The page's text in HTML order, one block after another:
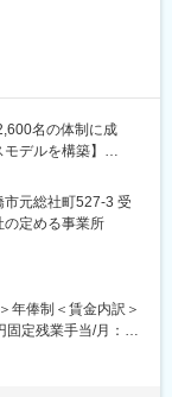
おり、営業所長や
、早期のキャリア
長になった中途入
マ・タオル・日用
ムを提供している
込の受付業務から
受け持っておりま
もでき多くのメリ
開し、毎年増収・
名の体制に成
デルを構築】
こととなりまし
な衣類やタオル、
ートシステム」を
・紹介サービスや
市元総社町527-3 受
の定める事業所
年俸制＜賃金内訳＞
定残業手当/月：